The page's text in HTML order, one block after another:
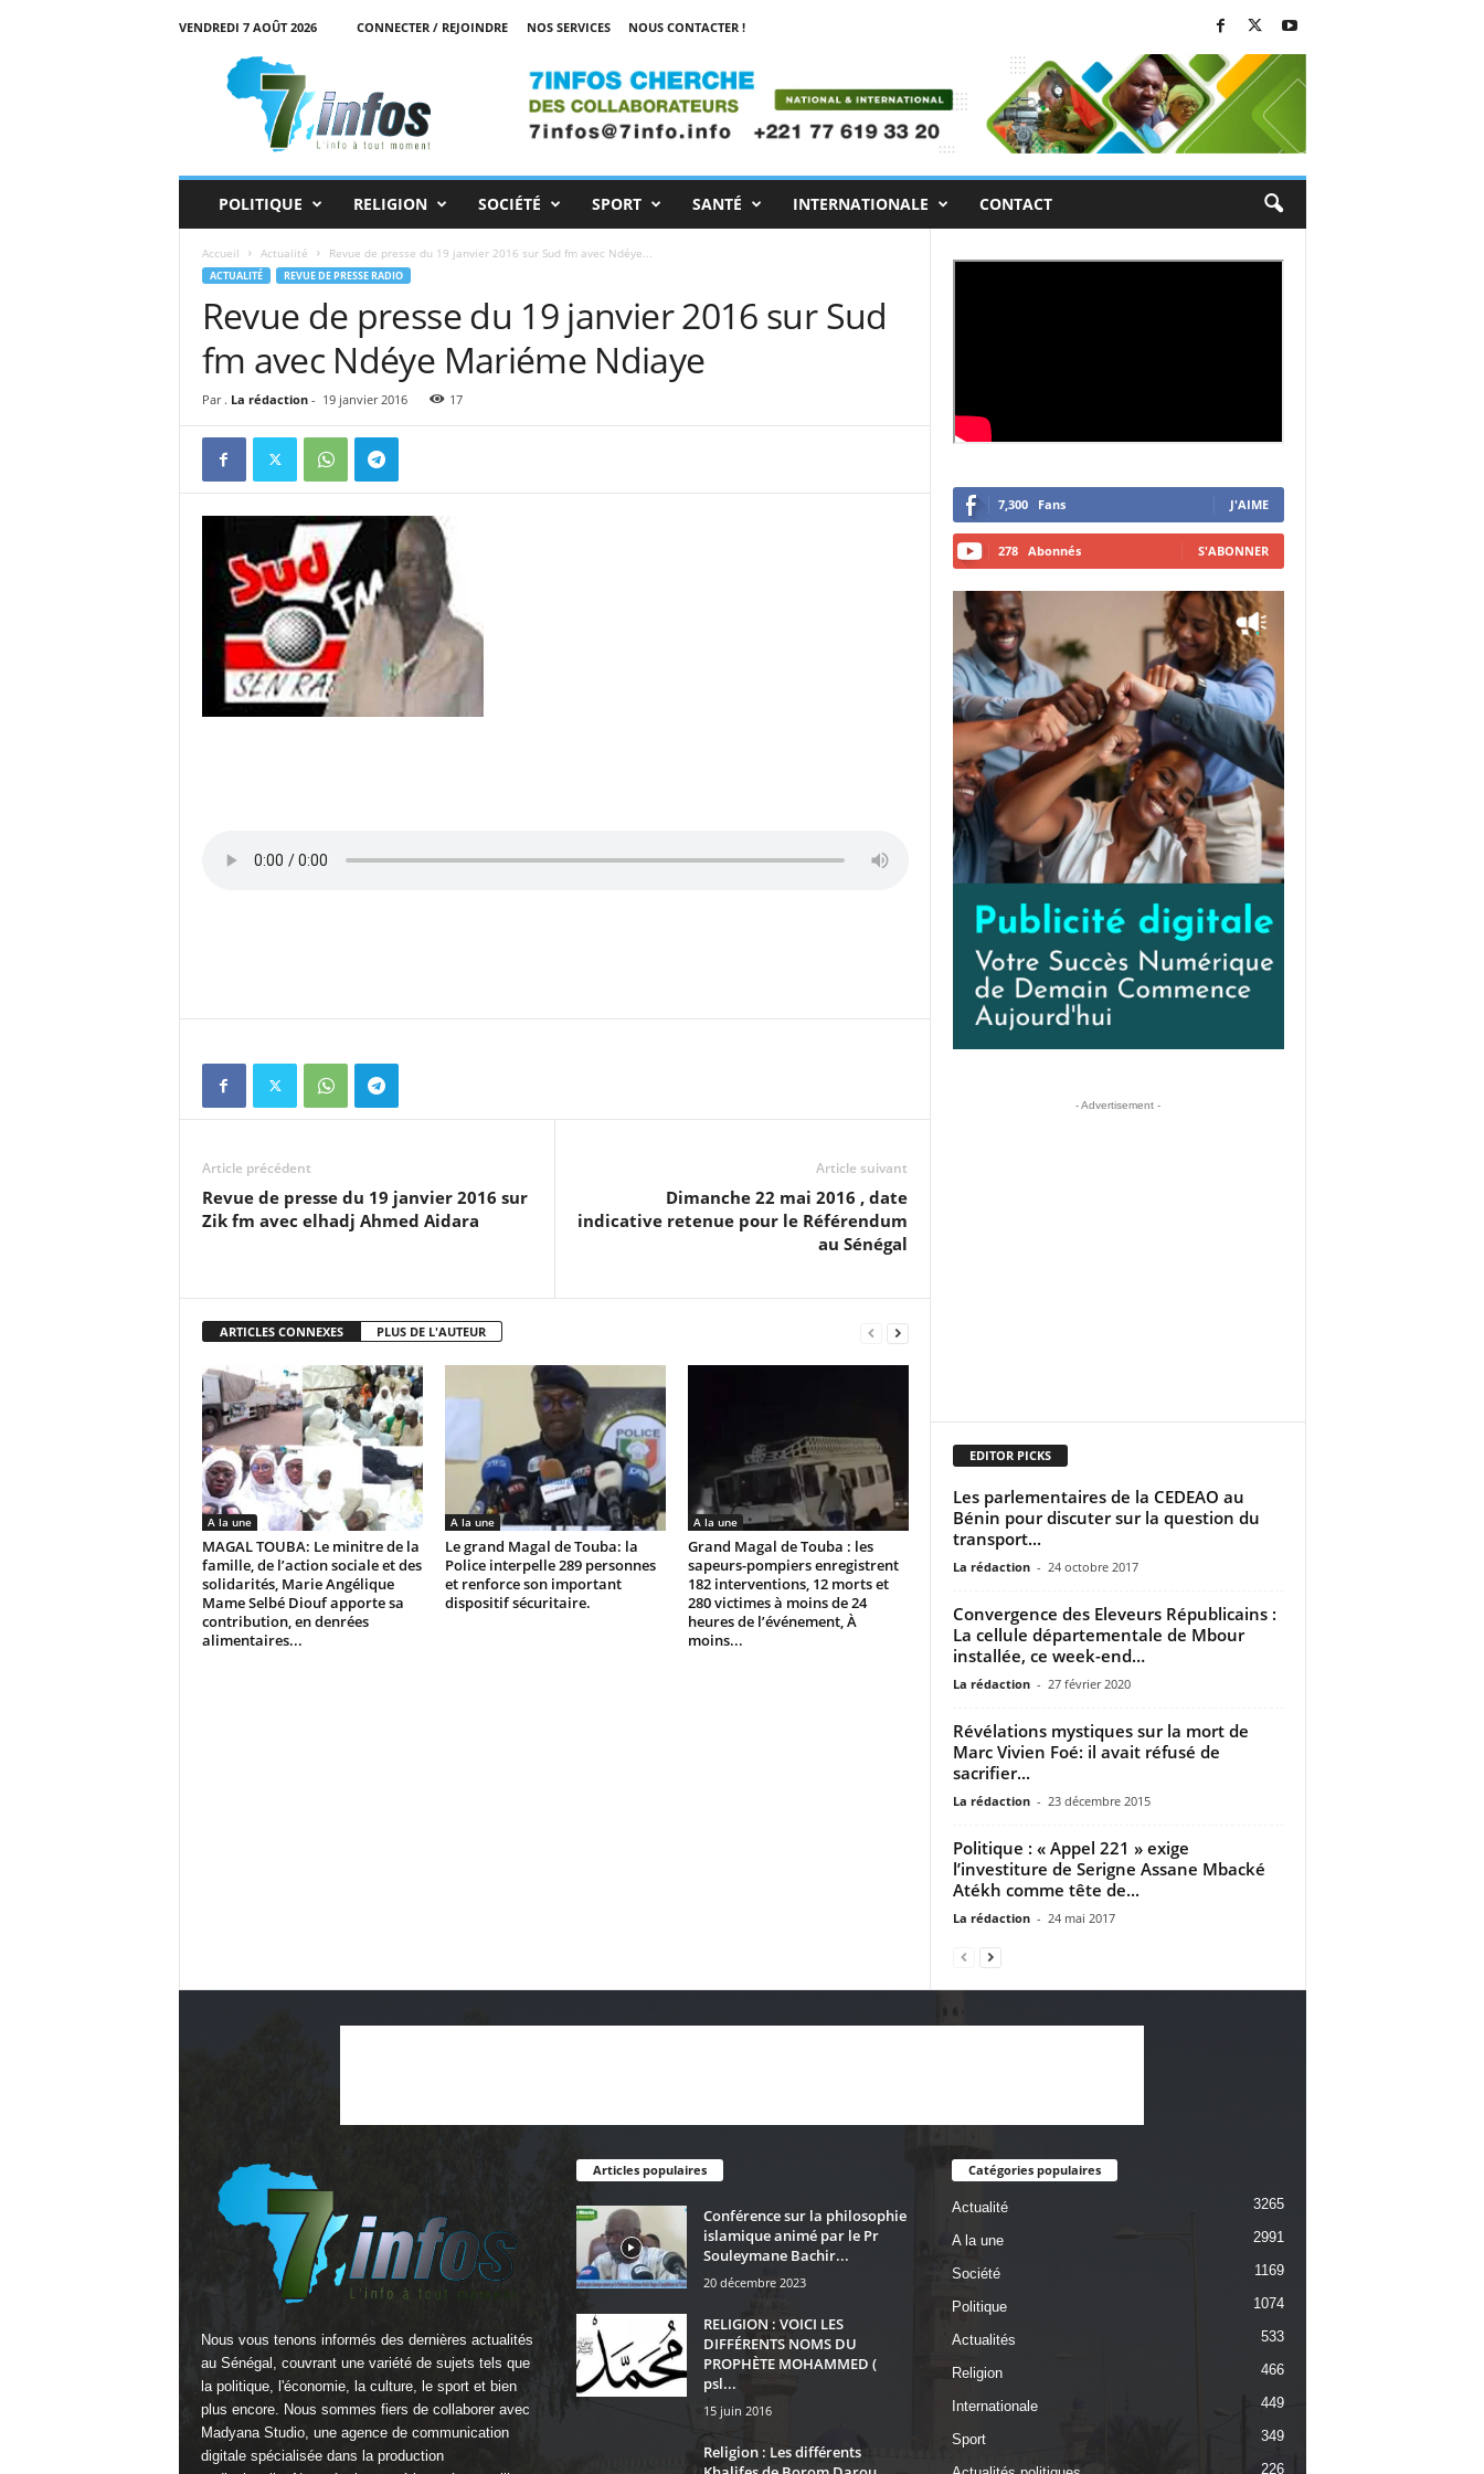
VENDREDI 7 AOÛT 2026 CONNECTER / REJOINDRE NOS SERVICES
NOUS CONTACTER !
POLITIQUE RELIGION SOCIÉTÉ SPORT SANTÉ INTERNATIONALE CONTACT
Accueil Actualité Revue de presse du 19 janvier 2016 sur Sud fm avec Ndéye...
ACTUALITÉ REVUE DE PRESSE RADIO
Revue de presse du 19 janvier 2016 sur Sud
fm avec Ndéye Mariéme Ndiaye
Par . La rédaction- 19 janvier 2016 17
Article précédent
Revue de presse du 19 janvier 2016 sur
Zik fm avec elhadj Ahmed Aidara
Article suivant
Dimanche 22 mai 2016 , date
indicative retenue pour le Référendum
au Sénégal
ARTICLES CONNEXES PLUS DE L'AUTEUR
A la une
MAGAL TOUBA: Le minitre de la
famille, de l’action sociale et des
solidarités, Marie Angélique
Mame Selbé Diouf apporte sa
contribution, en denrées
alimentaires...
A la une
Le grand Magal de Touba: la
Police interpelle 289 personnes
et renforce son important
dispositif sécuritaire.
A la une
Grand Magal de Touba : les
sapeurs-pompiers enregistrent
182 interventions, 12 morts et
280 victimes à moins de 24
heures de l’événement, À
moins...
7,300 Fans J'AIME
278 Abonnés S'ABONNER
- Advertisement -
EDITOR PICKS
Les parlementaires de la CEDEAO au
Bénin pour discuter sur la question du
transport...
La rédaction - 24 octobre 2017
Convergence des Eleveurs Républicains :
La cellule départementale de Mbour
installée, ce week-end…
La rédaction - 27 février 2020
Révélations mystiques sur la mort de
Marc Vivien Foé: il avait réfusé de
sacrifier...
La rédaction - 23 décembre 2015
Politique : « Appel 221 » exige
l’investiture de Serigne Assane Mbacké
Atékh comme tête de...
La rédaction - 24 mai 2017
Nous vous tenons informés des dernières actualités
au Sénégal, couvrant une variété de sujets tels que
la politique, l'économie, la culture, le sport et bien
plus encore. Nous sommes fiers de collaborer avec
Madyana Studio, une agence de communication
digitale spécialisée dans la production
Articles populaires
Conférence sur la philosophie
islamique animé par le Pr
Souleymane Bachir...
20 décembre 2023
RELIGION : VOICI LES
DIFFÉRENTS NOMS DU
PROPHÈTE MOHAMMED (
psl...
15 juin 2016
Religion : Les différents
Catégories populaires
Actualité 3265
A la une 2991
Société 1169
Politique 1074
Actualités 533
Religion 466
Internationale 449
Sport 349
226